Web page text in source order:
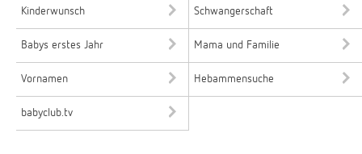
Kinderwunsch Schwangerschaft
Babys erstes Jahr Mama und Familie
Vornamen Hebammensuche
babyclub.tv